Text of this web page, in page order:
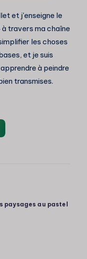
et j'enseigne le
travers ma chaîne
les choses
et je suis
à peindre
transmises.
paysages au pastel